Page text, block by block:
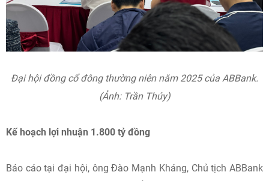
Đại hội đồng cổ đông thường niên năm 2025 của ABBank.
(Ảnh: Trần Thúy)
Kế hoạch lợi nhuận 1.800 tỷ đồng
Báo cáo tại đại hội, ông Đào Mạnh Kháng, Chủ tịch ABBank